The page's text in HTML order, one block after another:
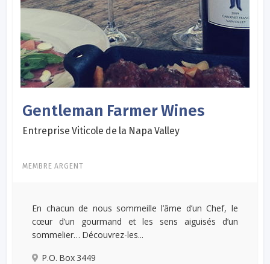
Gentleman Farmer Wines
Entreprise Viticole de la Napa Valley
MEMBRE ARGENT
En chacun de nous sommeille l’âme d’un Chef, le
cœur d’un gourmand et les sens aiguisés d’un
sommelier… Découvrez-les...
P.O. Box 3449